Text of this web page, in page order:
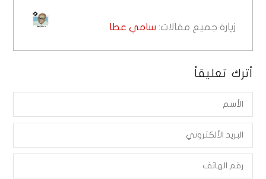
زيارة جميع مقالات: سامي عطا
أترك تعليقاً